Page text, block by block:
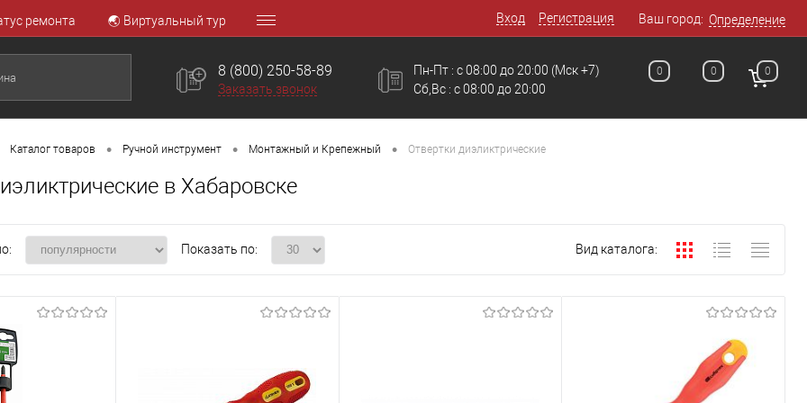
ремонта 🌏 Виртуальный тур Вход Регистрация Ваш город: Определение
8 (800) 250-58-89
Заказать звонок
Пн-Пт : с 08:00 до 20:00
Сб,Вс : с 08:00 до 20:00
(Мск +7) 0 0 0
Каталог товаров • Ручной инструмент • Монтажный и Крепежный • Отвертки диэликтрические
в Хабаровске
Показать по: Вид каталога: